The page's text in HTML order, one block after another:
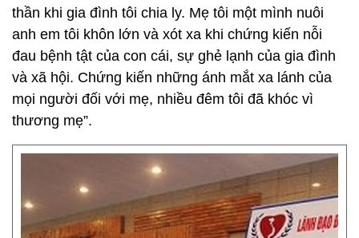
thần khi gia đình tôi chia ly. Mẹ tôi một mình nuôi
anh em tôi khôn lớn và xót xa khi chứng kiến nỗi
đau bệnh tật của con cái, sự ghẻ lạnh của gia đình
và xã hội. Chứng kiến những ánh mắt xa lánh của
mọi người đối với mẹ, nhiều đêm tôi đã khóc vì
thương mẹ”.